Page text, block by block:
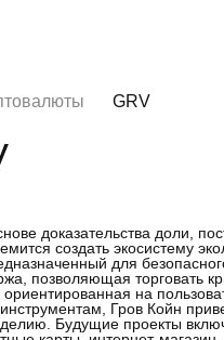
GRV
доказательства доли,
создать экосистему
для
позволяющая торговать
на
Гров Койн
Будущие проекты